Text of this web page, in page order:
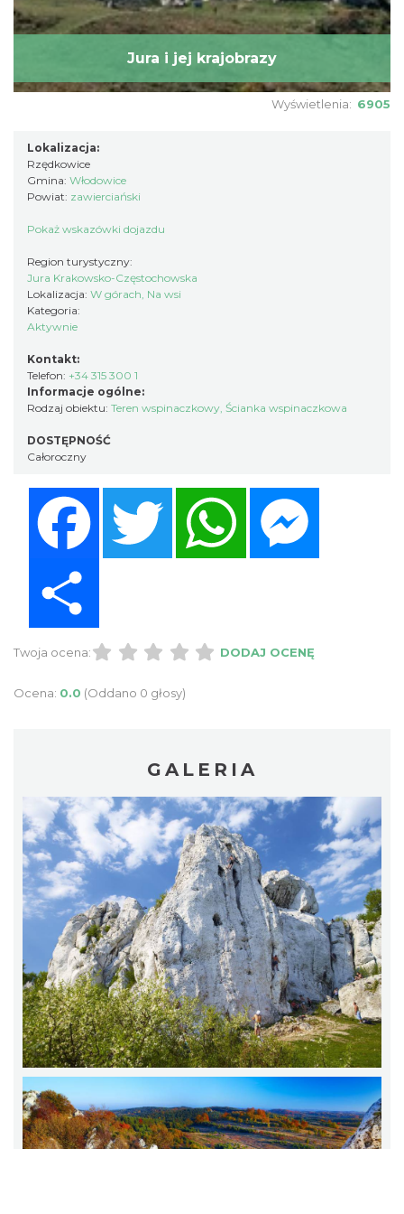
Jura i jej krajobrazy
Wyświetlenia: 6905
Lokalizacja:
Rzędkowice
Gmina: Włodowice
Powiat: zawierciański
Pokaż wskazówki dojazdu
Region turystyczny:
Jura Krakowsko-Częstochowska
Lokalizacja: W górach, Na wsi
Kategoria:
Aktywnie
Kontakt:
Telefon: +34 315 300 1
Informacje ogólne:
Rodzaj obiektu: Teren wspinaczkowy, Ścianka wspinaczkowa
DOSTĘPNOŚĆ
Całoroczny
Twitter WhatsApp
Twoja ocena: DODAJ OCENĘ
Ocena: 0.0 (Oddano 0 głosy)
GALERIA